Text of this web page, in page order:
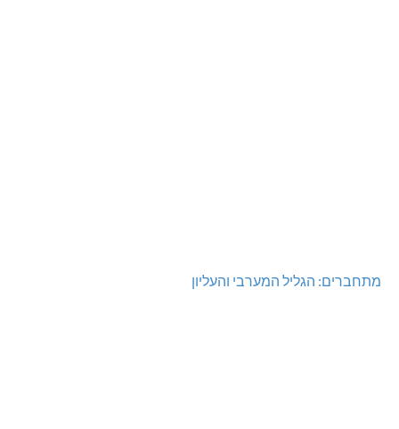
מתחברים: הגליל המערבי והעליון